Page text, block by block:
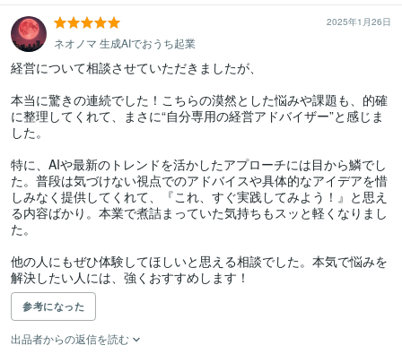
2025年1月26日
ネオノマ 生成AIでおうち起業
経営について相談させていただきましたが、
本当に驚きの連続でした！こちらの漠然とした悩みや課題も、的確
に整理してくれて、まさに“自分専用の経営アドバイザー”と感じま
した。
特に、AIや最新のトレンドを活かしたアプローチには目から鱗でし
た。普段は気づけない視点でのアドバイスや具体的なアイデアを惜
しみなく提供してくれて、『これ、すぐ実践してみよう！』と思え
る内容ばかり。本業で煮詰まっていた気持ちもスッと軽くなりまし
た。
他の人にもぜひ体験してほしいと思える相談でした。本気で悩みを
解決したい人には、強くおすすめします！
参考になった
出品者からの返信を読む